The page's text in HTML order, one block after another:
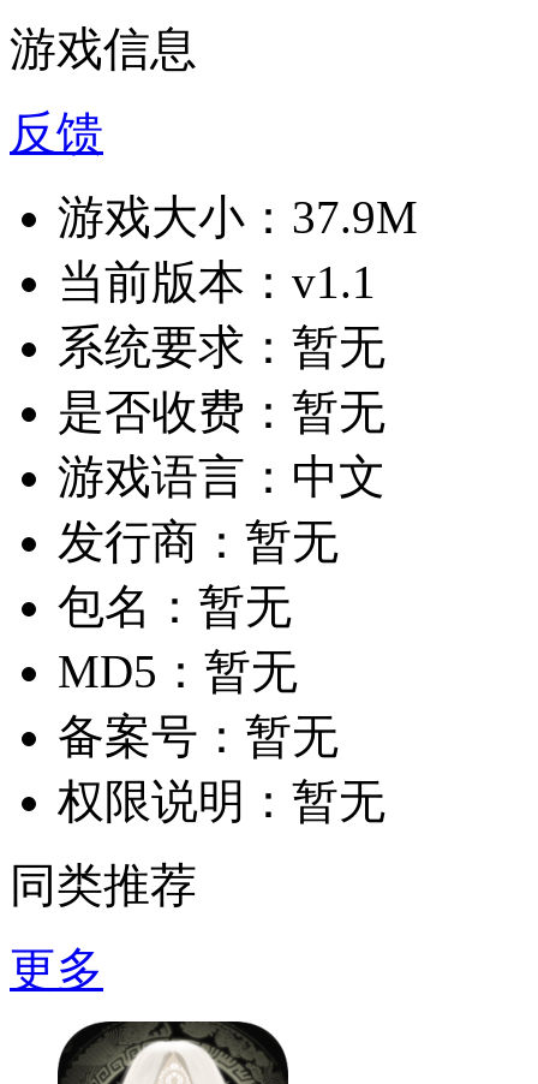
游戏信息
反馈
游戏大小： 37.9M
当前版本： v1.1
系统要求： 暂无
是否收费： 暂无
游戏语言： 中文
发行商： 暂无
包名： 暂无
MD5： 暂无
备案号： 暂无
权限说明： 暂无
同类推荐
更多